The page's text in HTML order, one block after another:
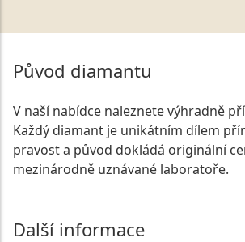
Původ diamantu
V naší nabídce naleznete výhradně
Každý diamant je unikátním dílem
pravost a původ dokládá originální
mezinárodně uznávané laboratoře.
Další informace